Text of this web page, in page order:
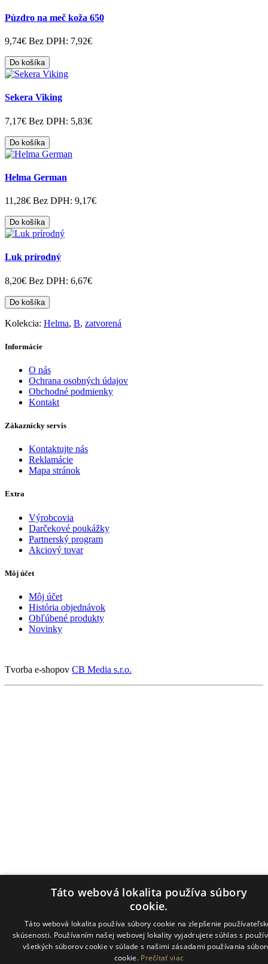
Púzdro na meč koža 650
9,74€ Bez DPH: 7,92€
Do košíka
Sekera Viking
7,17€ Bez DPH: 5,83€
Do košíka
Helma German
11,28€ Bez DPH: 9,17€
Do košíka
Luk prírodný
8,20€ Bez DPH: 6,67€
Do košíka
Kolekcia: Helma, B, zatvorená
Informácie
O nás
Ochrana osobných údajov
Obchodné podmienky
Kontakt
Zákaznícky servis
Kontaktujte nás
Reklamácie
Mapa stránok
Extra
Výrobcovia
Darčekové poukážky
Partnerský program
Akciový tovar
Môj účet
Môj účet
História objednávok
Obľúbené produkty
Novinky
Tvorba e-shopov CB Media s.r.o.
Táto webová lokalita používa súbory
cookie.
Táto webová lokalita používa súbory cookie na zlepšenie
skúsenosti. Používaním našej webovej lokality vyjadrujete súhlas s
všetkých súborov cookie v súlade s našimi zásadami používania
cookie. Prečítať viac